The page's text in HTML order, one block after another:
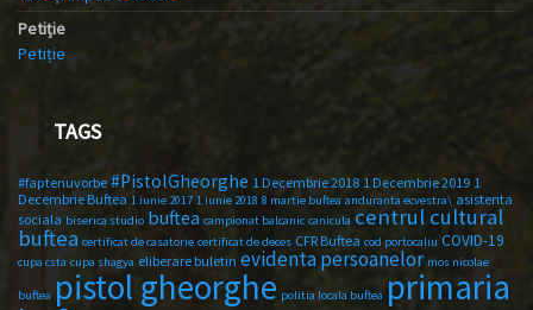
Petiție
Petiție
TAGS
#faptenuvorbe #PistolGheorghe 1 Decembrie 2018 1 Decembrie 2019 1
Decembrie Buftea 1 iunie 2017 1 iunie 2018 8 martie buftea anduranta ecvestra\ asistenta
sociala biserica studio buftea campionat balcanic canicula centrul cultural
buftea certificat de casatorie certificat de deces CFR Buftea cod portocaliu COVID-19
cupa csta cupa shagya eliberare buletin evidenta persoanelor mos nicolae
buftea pistol gheorghe politia locala buftea primaria